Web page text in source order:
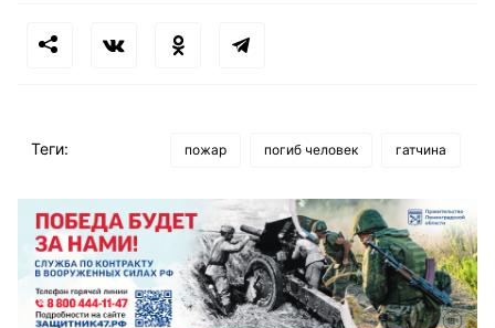
Теги: пожар погиб человек гатчина